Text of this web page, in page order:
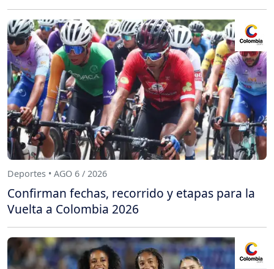
Deportes • AGO 6 / 2026
Confirman fechas, recorrido y etapas para la
Vuelta a Colombia 2026